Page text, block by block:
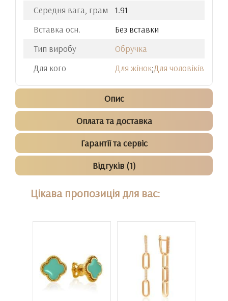
Середня вага, грам
1.91
Вставка осн.
Без вставки
Тип виробу
Обручка
Для кого
Для жінок;Для чоловіків
Опис
Оплата та доставка
Гарантії та сервіс
Відгуків (1)
Цікава пропозиція для вас: